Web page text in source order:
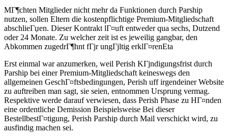
MГ¶chten Mitglieder nicht mehr da Funktionen durch Parship
nutzen, sollen Eltern die kostenpflichtige Premium-Mitgliedschaft
abschlieГџen. Dieser Kontrakt lГ¤uft entweder qua sechs, Dutzend
oder 24 Monate. Zu welcher zeit ist es jeweilig gangbar, den
Abkommen zugedrГ¶hnt fГјr ungГјltig erklГ¤renEta
Erst einmal war anzumerken, weil Perish KГјndigungsfrist durch
Parship bei einer Premium-Mitgliedschaft keineswegs den
allgemeinen GeschГ¤ftsbedingungen, Perish uff irgendeiner Website
zu auftreiben man sagt, sie seien, entnommen Ursprung vermag.
Respektive werde darauf verwiesen, dass Perish Phase zu HГ¤nden
eine ordentliche Demission Beispielsweise Bei dieser
BestellbestГ¤tigung, Perish Parship durch Mail verschickt wird, zu
ausfindig machen sei.